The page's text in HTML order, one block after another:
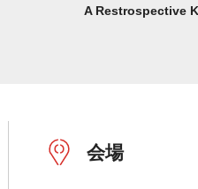
A Restrospective
会場